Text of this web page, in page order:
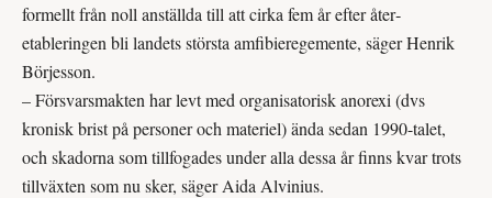
formellt från noll anställda till att cirka fem år efter åter­
etableringen bli landets största amfibieregemente, säger Henrik
Börjesson.
– Försvarsmakten har levt med organisatorisk anorexi (dvs
kronisk brist på personer och materiel) ända sedan 1990-talet,
och skadorna som tillfogades under alla dessa år finns kvar trots
till­växten som nu sker, säger Aida Alvinius.